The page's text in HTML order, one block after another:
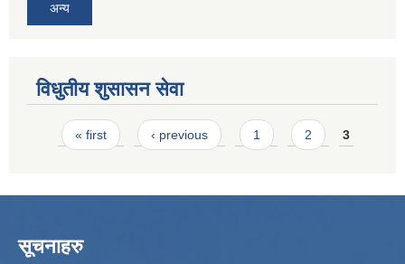
अन्य
विधुतीय शुसासन सेवा
Pages
« first ‹ previous 1 2 3
सूचनाहरु